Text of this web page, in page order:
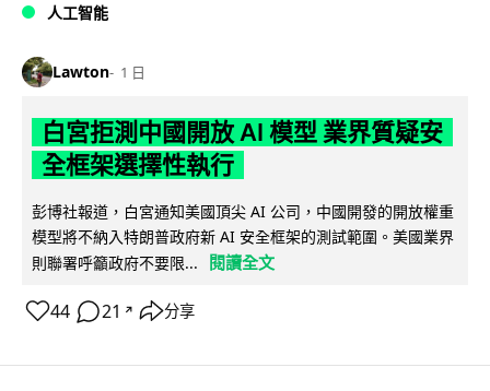
人工智能
Lawton 1 日
白宮拒測中國開放 AI 模型 業界質疑安
全框架選擇性執行
彭博社報道，白宮通知美國頂尖 AI 公司，中國開發的開放權重
模型將不納入特朗普政府新 AI 安全框架的測試範圍。美國業界
則聯署呼籲政府不要限...
閱讀全文
44 21 ↗ 分享